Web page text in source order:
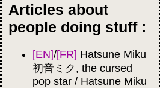
Articles about
people doing stuff :
[EN]/[FR] Hatsune Miku
初音ミク, the cursed
pop star / Hatsune Miku